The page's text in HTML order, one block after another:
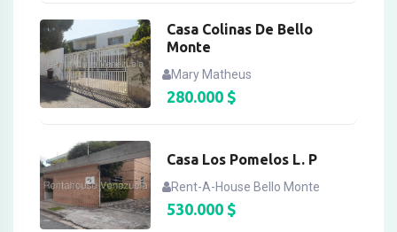
Casa Colinas De Bello
Monte
Mary Matheus
280.000 $
Casa Los Pomelos L. P
Rent-A-House Bello Monte
530.000 $